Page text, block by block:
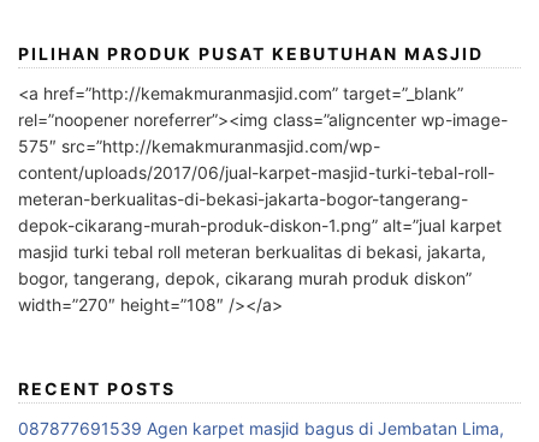
PILIHAN PRODUK PUSAT KEBUTUHAN MASJID
<a href=”http://kemakmuranmasjid.com” target=”_blank”
rel=”noopener noreferrer”><img class=”aligncenter wp-image-
575″ src=”http://kemakmuranmasjid.com/wp-
content/uploads/2017/06/jual-karpet-masjid-turki-tebal-roll-
meteran-berkualitas-di-bekasi-jakarta-bogor-tangerang-
depok-cikarang-murah-produk-diskon-1.png” alt=”jual karpet
masjid turki tebal roll meteran berkualitas di bekasi, jakarta,
bogor, tangerang, depok, cikarang murah produk diskon”
width=”270″ height=”108″ /></a>
RECENT POSTS
087877691539 Agen karpet masjid bagus di Jembatan Lima,